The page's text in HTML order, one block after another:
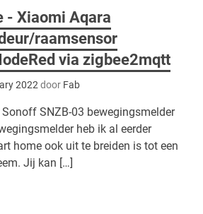
- Xiaomi Aqara
raamsensor
via zigbee2mqtt
2022 door Fab
SNZB-03 bewegingsmelder
heb ik al eerder
home ook uit te breiden is tot een
Jij kan […]